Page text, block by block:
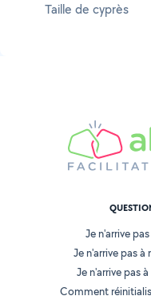
Taille de cyprès
Je n'arrive
Je n'arrive pas
Je n'arrive pas
Comment